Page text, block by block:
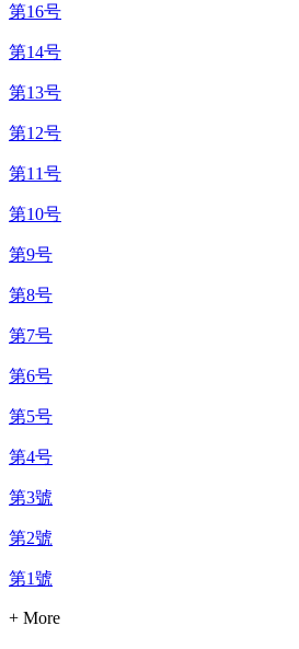
第16号
第14号
第13号
第12号
第11号
第10号
第9号
第8号
第7号
第6号
第5号
第4号
第3號
第2號
第1號
+ More